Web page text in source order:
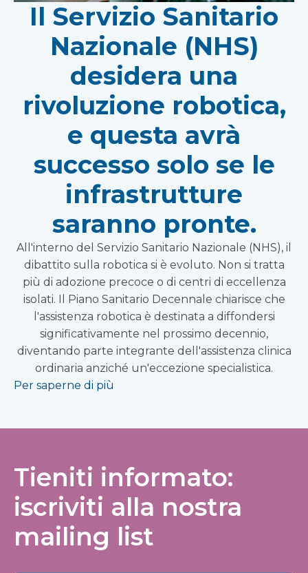
Il Servizio Sanitario
Nazionale (NHS)
desidera una
rivoluzione robotica,
e questa avrà
successo solo se le
infrastrutture
saranno pronte.
All'interno del Servizio Sanitario Nazionale (NHS), il
dibattito sulla robotica si è evoluto. Non si tratta
più di adozione precoce o di centri di eccellenza
isolati. Il Piano Sanitario Decennale chiarisce che
l'assistenza robotica è destinata a diffondersi
significativamente nel prossimo decennio,
diventando parte integrante dell'assistenza clinica
ordinaria anziché un'eccezione specialistica.
Per saperne di più
Tieniti informato:
iscriviti alla nostra
mailing list